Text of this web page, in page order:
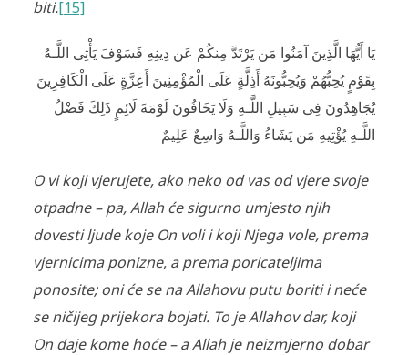
biti.[15]
يَا أَيُّهَا الَّذِينَ آمَنُوا مَن يَرْتَدَّ مِنكُمْ عَن دِينِهِ فَسَوْفَ يَأْتِى اللَّـهُ
بِقَوْمٍ يُحِبُّهُمْ وَيُحِبُّونَهُ أَذِلَّةٍ عَلَى الْمُؤْمِنِينَ أَعِزَّةٍ عَلَى الْكَافِرِينَ
يُجَاهِدُونَ فِى سَبِيلِ اللَّـهِ وَلَا يَخَافُونَ لَوْمَةَ لَائِمٍ ذَلِكَ فَضْلُ
اللَّـهِ يُؤْتِيهِ مَن يَشَاءُ وَاللَّـهُ وَاسِعٌ عَلِيمٌ
O vi koji vjerujete, ako neko od vas od vjere svoje
otpadne – pa, Allah će sigurno umjesto njih
dovesti ljude koje On voli i koji Njega vole, prema
vjernicima ponizne, a prema poricateljima
ponosite; oni će se na Allahovu putu boriti i neće
se ničijeg prijekora bojati. To je Allahov dar, koji
On daje kome hoće – a Allah je neizmjerno dobar